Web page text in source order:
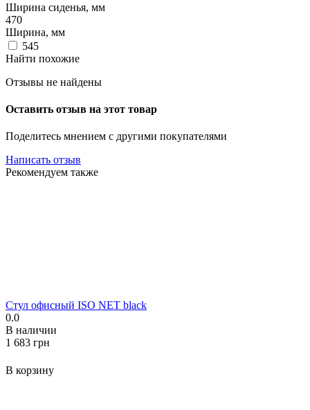
Ширина сиденья, мм
470
Ширина, мм
545
Найти похожие
Отзывы не найдены
Оставить отзыв на этот товар
Поделитесь мнением с другими покупателями
Написать отзыв
Рекомендуем также
Стул офисный ISO NET black
0.0
В наличии
‍1 683‍ грн
В корзину